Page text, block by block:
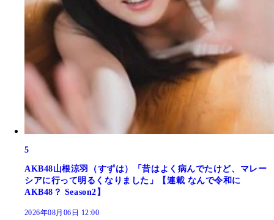
5
AKB48山根涼羽（すずは）「昔はよく病んでたけど、マレー
シアに行って明るくなりました」【連載 なんで令和に
AKB48？ Season2】
2026年08月06日 12:00